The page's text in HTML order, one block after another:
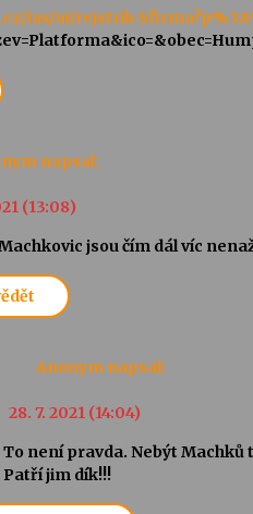
ias/ui/rejstrik-
napsal:
(13:08)
jsou čím dál víc
Anonym napsal:
28. 7. 2021 (14:04)
To není pravda. Nebýt
Patří jim dík!!!